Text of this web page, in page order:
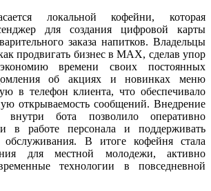
локальной кофейни, которая
для создания цифровой карты
заказа напитков. Владельцы
продвигать бизнес в MAX, сделав упор
времени своих постоянных
об акциях и новинках меню
в телефон клиента, что обеспечивало
открываемость сообщений. Внедрение
внутри бота позволило оперативно
в работе персонала и поддерживать
обслуживания. В итоге кофейня стала
для местной молодежи, активно
технологии в повседневной